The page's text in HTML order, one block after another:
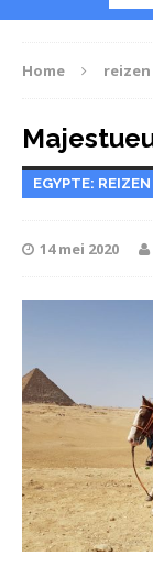
Home reizen
EGYPTE:
14 mei 2020